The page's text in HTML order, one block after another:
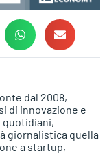
dal 2008,
di innovazione e
quotidiani,
giornalistica quella
a startup,